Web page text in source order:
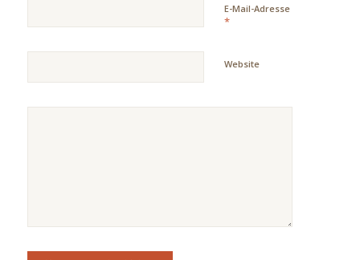
E-Mail-Adresse
*
Website